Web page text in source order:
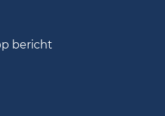
kan
bericht